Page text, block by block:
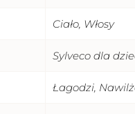
Ciało, Włosy
Sylveco dla
Łagodzi,